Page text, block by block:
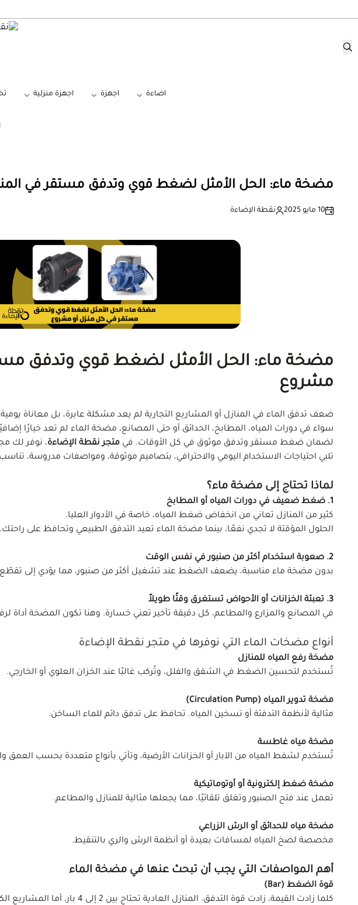
اضاءة اجهزة اجهزة منزلية
مضخة ماء: الحل الأمثل لضغط قوي وتدفق مستقر في
10 مايو 2025 نقطة الإضاءة
مضخة ماء: الحل الأمثل لضغط قوي وتدفق
مشروع
ضعف تدفق الماء في المنازل أو المشاريع التجارية لم يعد مشكلة عابرة، بل معاناة يومية
سواء في دورات المياه، المطابخ، الحدائق أو حتى المصانع، مضخة الماء لم تعد خيارًا
لضمان ضغط مستقر وتدفق موثوق في كل الأوقات. في متجر نقطة الإضاءة، نوفر لك
تلبي احتياجات الاستخدام اليومي والاحترافي، بتصاميم موثوقة، ومواصفات مدروسة،
لماذا تحتاج إلى مضخة ماء؟
1. ضغط ضعيف في دورات المياه أو المطابخ
كثير من المنازل تعاني من انخفاض ضغط المياه، خاصة في الأدوار العليا.
الحلول المؤقتة لا تجدي نفعًا، بينما مضخة الماء تعيد التدفق الطبيعي وتحافظ على راحتك.
2. صعوبة استخدام أكثر من صنبور في نفس الوقت
بدون مضخة ماء مناسبة، يضعف الضغط عند تشغيل أكثر من صنبور، مما يؤدي إلى تقطّع
3. تعبئة الخزانات أو الأحواض تستغرق وقتًا طويلاً
في المصانع والمزارع والمطاعم، كل دقيقة تأخير تعني خسارة. وهنا تكون المضخة أداة
أنواع مضخات الماء التي نوفرها في متجر نقطة الإضاءة
مضخة رفع المياه للمنازل
تُستخدم لتحسين الضغط في الشقق والفلل، وتُركب غالبًا عند الخزان العلوي أو الخارجي.
مضخة تدوير المياه (Circulation Pump)
مثالية لأنظمة التدفئة أو تسخين المياه. تحافظ على تدفق دائم للماء الساخن.
مضخة مياه غاطسة
تُستخدم لشفط المياه من الآبار أو الخزانات الأرضية، وتأتي بأنواع متعددة بحسب العمق
مضخة ضغط إلكترونية أو أوتوماتيكية
تعمل عند فتح الصنبور وتغلق تلقائيًا، مما يجعلها مثالية للمنازل والمطاعم.
مضخة مياه للحدائق أو الرش الزراعي
مخصصة لضخ المياه لمسافات بعيدة أو أنظمة الرش والري بالتنقيط.
أهم المواصفات التي يجب أن تبحث عنها في مضخة الماء
قوة الضغط (Bar)
كلما زادت القيمة، زادت قوة التدفق. المنازل العادية تحتاج بين 2 إلى 4 بار، أما المشاريع الكبيرة فتتطلب أعلى.